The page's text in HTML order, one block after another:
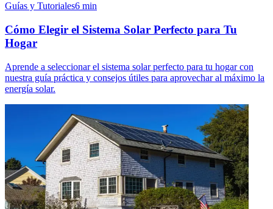
Guías y Tutoriales6 min
Cómo Elegir el Sistema Solar Perfecto para Tu
Hogar
Aprende a seleccionar el sistema solar perfecto para tu hogar con
nuestra guía práctica y consejos útiles para aprovechar al máximo la
energía solar.